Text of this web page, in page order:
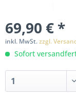
69,90 € *
inkl. MwSt.zzgl.
Sofort